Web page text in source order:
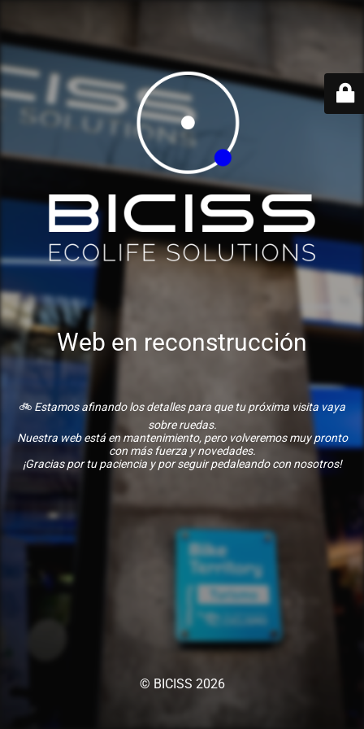
Web en reconstrucción
🚲 Estamos afinando los detalles para que tu próxima visita vaya
sobre ruedas.
Nuestra web está en mantenimiento, pero volveremos muy pronto
con más fuerza y novedades.
¡Gracias por tu paciencia y por seguir pedaleando con nosotros!
© BICISS 2026